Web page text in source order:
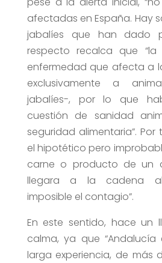
afectadas en España. Hay
jabalíes que han dado
respecto recalca que
enfermedad que afecta a
exclusivamente a
jabalíes-, por lo que
cuestión de sanidad
seguridad alimentaria”. Por
el hipotético pero
carne o producto de un
llegara a la cadena
imposible el contagio”.
En este sentido, hace un
calma, ya que
larga experiencia, de más